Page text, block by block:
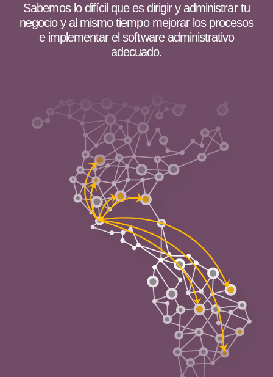
Sabemos lo difícil que es dirigir y administrar tu
negocio y al mismo tiempo mejorar los procesos
e implementar el software administrativo
adecuado.